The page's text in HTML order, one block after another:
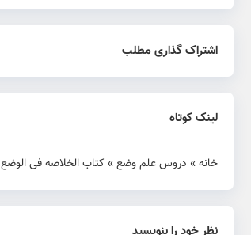
اشتراک گذاری مطلب
لینک کوتاه
خانه» دروس علم وضع» کتاب الخلاصه فی الوضع